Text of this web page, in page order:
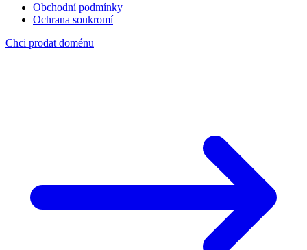
Obchodní podmínky
Ochrana soukromí
Chci prodat doménu